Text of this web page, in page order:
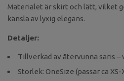
Materialet är skirt och lätt, vilket
känsla av lyxig elegans.
Detaljer:
Tillverkad av återvunna saris –
Storlek: OneSize (passar ca XS-